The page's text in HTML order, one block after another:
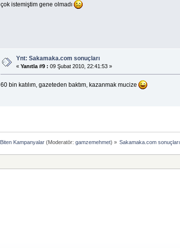
çok istemiştim gene olmadı
Ynt: Sakamaka.com sonuçları
« Yanıtla #9 : 09 Şubat 2010, 22:41:53 »
60 bin katılım, gazeteden baktım, kazanmak mucize
Biten Kampanyalar(Moderatör: gamzemehmet) » Sakamaka.com sonuçları